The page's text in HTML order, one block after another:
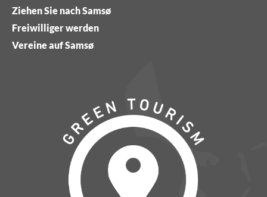
Ziehen Sie nach Samsø
Freiwilliger werden
Vereine auf Samsø